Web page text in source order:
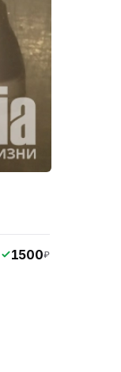
1500₽